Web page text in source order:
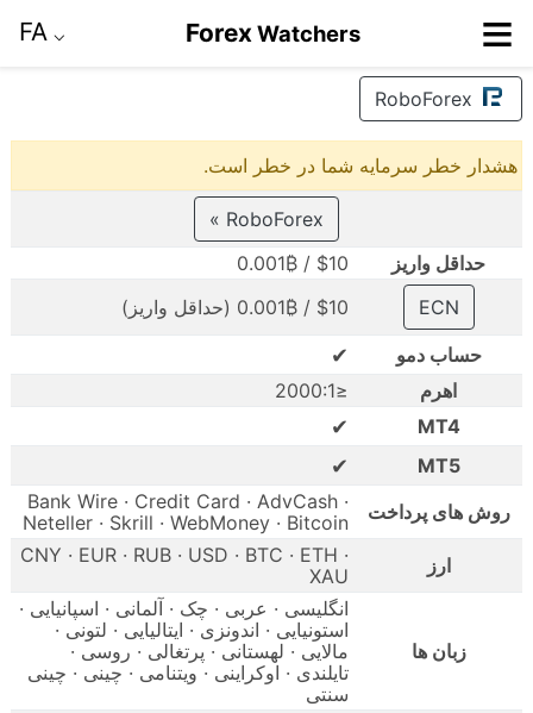
≡
ForexWatchers
⌵
FA
هشدار خطر سرمایه شما در خطر است.
RoboForex »
حداقل واریز
$10 / 0.001₿
ECN
$10 / 0.001₿ (حداقل واریز)
حساب دمو
✔
اهرم
≤2000:1
MT4
✔
MT5
✔
روش های پرداخت
Bank Wire · Credit Card · AdvCash ·
Neteller · Skrill · WebMoney · Bitcoin
ارز
CNY · EUR · RUB · USD · BTC · ETH ·
XAU
زبان ها
انگلیسی · عربی · چک · آلمانی · اسپانیایی ·
استونیایی · اندونزی · ایتالیایی · لتونی ·
مالایی · لهستانی · پرتغالی · روسی ·
تایلندی · اوکراینی · ویتنامی · چینی · چینی
سنتی